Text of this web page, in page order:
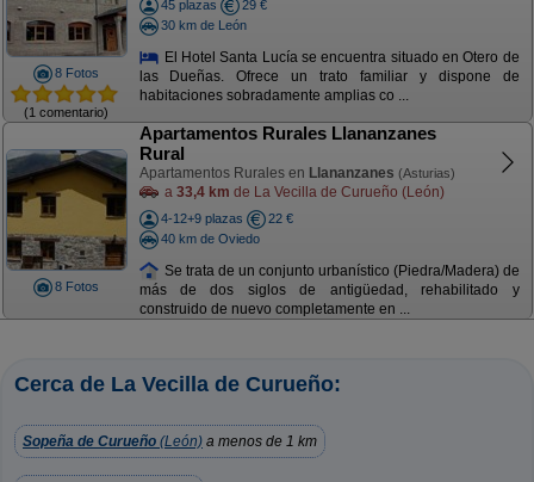
8 Fotos
(1 comentario)
45 plazas
29 €
30 km de León
El Hotel Santa Lucía se encuentra situado en Otero de
las Dueñas. Ofrece un trato familiar y dispone de
habitaciones sobradamente amplias co ...
8 Fotos
Apartamentos Rurales Llananzanes
Rural
Apartamentos Rurales en Llananzanes (Asturias)
a 33,4 km de La Vecilla de Curueño (León)
4-12+9 plazas
22 €
40 km de Oviedo
Se trata de un conjunto urbanístico (Piedra/Madera) de
más de dos siglos de antigüedad, rehabilitado y
construido de nuevo completamente en ...
Cerca de La Vecilla de Curueño:
Sopeña de Curueño (León) a menos de 1 km